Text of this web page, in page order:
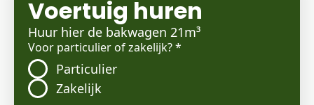
Voertuig huren
Huur hier de bakwagen 21m³
Voor particulier of zakelijk?*
Particulier
Zakelijk